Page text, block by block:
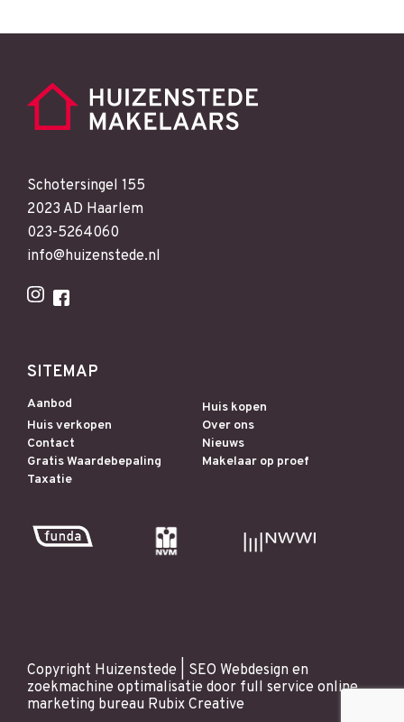
Schotersingel 155
2023 AD Haarlem
023-5264060
info@huizenstede.nl
SITEMAP
Aanbod
Huis kopen
Huis verkopen
Over ons
Contact
Nieuws
Gratis Waardebepaling
Makelaar op proef
Taxatie
Copyright Huizenstede | SEO Webdesign en
zoekmachine optimalisatie door full service online
marketing bureau Rubix Creative